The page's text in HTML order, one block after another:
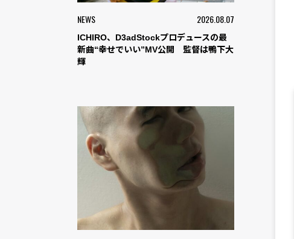
NEWS 2026.08.07
ICHIRO、D3adStockプロデュースの最
新曲“幸せでいい”MV公開 監督は鴨下大
輝